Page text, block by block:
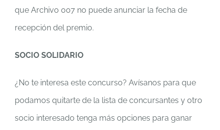
que Archivo 007 no puede anunciar la fecha de
recepción del premio.
SOCIO SOLIDARIO
¿No te interesa este concurso? Avísanos para que
podamos quitarte de la lista de concursantes y otro
socio interesado tenga más opciones para ganar